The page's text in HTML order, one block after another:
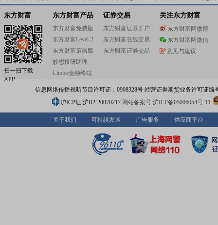
东方财富
扫一扫下载
APP
东方财富产品
东方财富免费版
东方财富Level-2
东方财富策略版
妙想投研助理
Choice金融终端
证券交易
东方财富证券开户
东方财富在线交易
东方财富证券交易
关注东方财富
东方财富网微博
东方财富网微信
意见与建议
信息网络传播视听节目许可证：0908328号 经营证券期货业务许可证编
沪ICP证:沪B2-20070217 网站备案号:沪ICP备05006054号-11
关于我们 可持续发展 广告服务 供应商平台